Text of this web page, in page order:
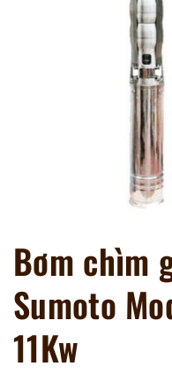
Bơm chìm
Sumoto
11Kw